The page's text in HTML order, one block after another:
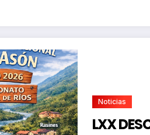
Noticias
LXX